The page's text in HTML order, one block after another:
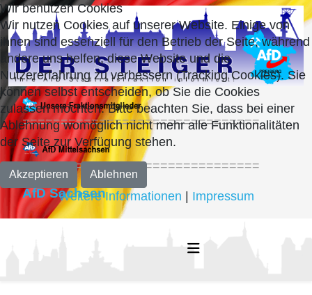
===============================
===============================
AfD Sachsen
Wir benutzen Cookies
Wir nutzen Cookies auf unserer Website. Einige von
ihnen sind essenziell für den Betrieb der Seite, während
andere uns helfen, diese Website und die
Nutzererfahrung zu verbessern (Tracking Cookies). Sie
können selbst entscheiden, ob Sie die Cookies
zulassen möchten. Bitte beachten Sie, dass bei einer
Ablehnung womöglich nicht mehr alle Funktionalitäten
der Seite zur Verfügung stehen.
Akzeptieren Ablehnen
Weitere Informationen Impressum